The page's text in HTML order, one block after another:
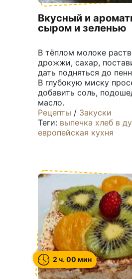
Вкусный и
сыром и зеленью
В тёплом молоке
дрожжи, сахар,
дать подняться до
В глубокую миску
добавить соль,
масло.
Рецепты / Закуски
Теги: выпечка хлеб в
европейская кухня
2 ч. 00 мин